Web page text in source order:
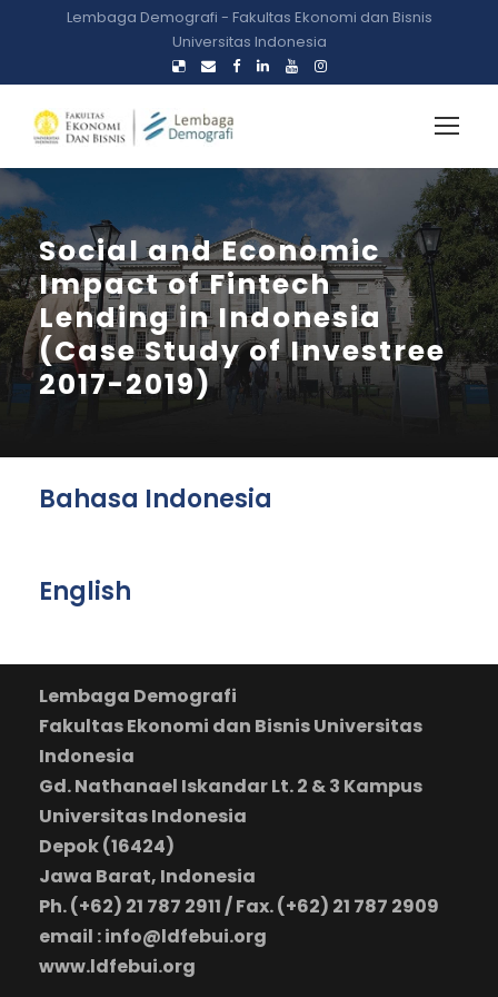
Lembaga Demografi - Fakultas Ekonomi dan Bisnis
Universitas Indonesia
Social and Economic
Impact of Fintech
Lending in Indonesia
(Case Study of Investree
2017-2019)
Bahasa Indonesia
English
Lembaga Demografi
Fakultas Ekonomi dan Bisnis Universitas
Indonesia
Gd. Nathanael Iskandar Lt. 2 & 3 Kampus
Universitas Indonesia
Depok (16424)
Jawa Barat, Indonesia
Ph. (+62) 21 787 2911 / Fax. (+62) 21 787 2909
email : info@ldfebui.org
www.ldfebui.org